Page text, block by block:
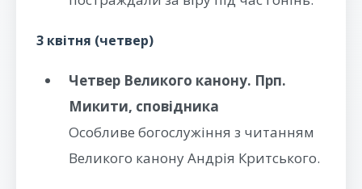
3 квітня (четвер)
Четвер Великого канону. Прп.
Микити, сповідника
Особливе богослужіння з читанням
Великого канону Андрія Критського.